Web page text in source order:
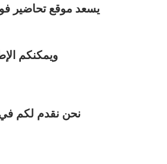
يسعد موقع تحاضير
ويمكنكم
نحن نقدم لكم